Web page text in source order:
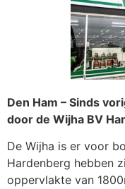
Den Ham – Sinds
door de Wijha BV
De Wijha is er voor
Hardenberg hebben
oppervlakte van